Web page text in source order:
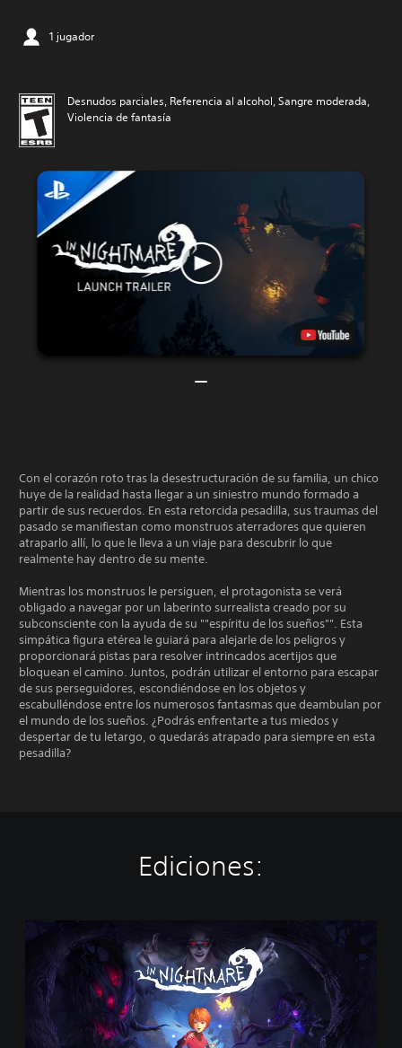
1 jugador
Desnudos parciales, Referencia al alcohol, Sangre moderada,
Violencia de fantasía
Con el corazón roto tras la desestructuración de su familia, un chico
huye de la realidad hasta llegar a un siniestro mundo formado a
partir de sus recuerdos. En esta retorcida pesadilla, sus traumas del
pasado se manifiestan como monstruos aterradores que quieren
atraparlo allí, lo que le lleva a un viaje para descubrir lo que
realmente hay dentro de su mente.
Mientras los monstruos le persiguen, el protagonista se verá
obligado a navegar por un laberinto surrealista creado por su
subconsciente con la ayuda de su ""espíritu de los sueños"". Esta
simpática figura etérea le guiará para alejarle de los peligros y
proporcionará pistas para resolver intrincados acertijos que
bloquean el camino. Juntos, podrán utilizar el entorno para escapar
de sus perseguidores, escondiéndose en los objetos y
escabulléndose entre los numerosos fantasmas que deambulan por
el mundo de los sueños. ¿Podrás enfrentarte a tus miedos y
despertar de tu letargo, o quedarás atrapado para siempre en esta
pesadilla?
Ediciones: